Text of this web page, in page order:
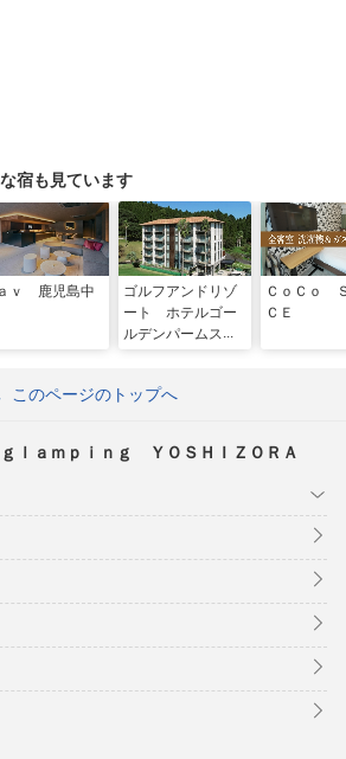
宿も見ています
ｖ 鹿児島中
ゴルフアンドリゾ
ート ホテルゴー
ルデンパームスプ
ＣｏＣｏ
ＣＥ
このページのトップへ
ｌａｍｐｉｎｇ ＹＯＳＨＩＺＯＲＡ